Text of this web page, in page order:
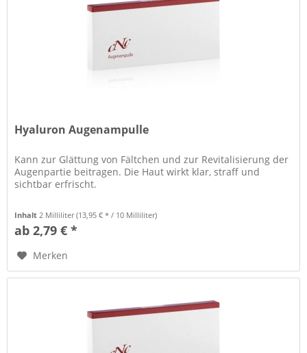
Hyaluron Augenampulle
Kann zur Glättung von Fältchen und zur Revitalisierung der
Augenpartie beitragen. Die Haut wirkt klar, straff und
sichtbar erfrischt.
Inhalt2 Milliliter(13,95 € * / 10 Milliliter)
ab 2,79 € *
Merken